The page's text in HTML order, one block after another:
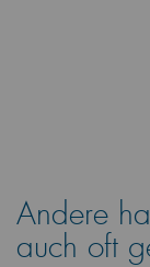
Andere
auch oft